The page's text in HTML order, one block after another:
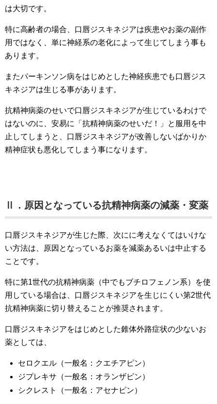
は大切です。
特に高齢者の場合、口唇ジスキネジアは疾患やお薬の副作
用ではなく、単に神経系の老化によって生じてしまう事も
あります。
またパーキンソン病をはじめとした神経疾患でも口唇ジス
キネジアは生じる事があります。
抗精神病薬のせいで口唇ジスキネジアが生じているわけで
はないのに、安易に「抗精神病薬のせいだ！」と服用を中
止してしまうと、口唇ジスキネジアが改善しないばかりか
精神症状も悪化してしまう事になります。
Ⅱ．原因となっている抗精神病薬の減薬・変薬
口唇ジスキネジアが生じた際、次にに考えなくてはいけな
い方法は、原因となっているお薬を減薬あるいは中止する
ことです。
特に第1世代の抗精神病薬（中でもブチロフェノン系）を使
用している場合は、口唇ジスキネジアを生じにくい第2世代
抗精神病薬に切り替えることが推奨されます。
口唇ジスキネジアをはじめとした錐体外路症状の少ないお
薬としては、
セロクエル（一般名：クエチアピン）
ジプレキサ（一般名：オランザピン）
シクレスト（一般名：アセナピン）